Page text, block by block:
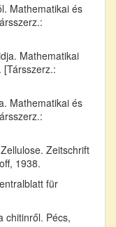
Mathematikai és
Mathematikai
Mathematikai és
Zeitschrift
1938.
für
chitinről. Pécs,